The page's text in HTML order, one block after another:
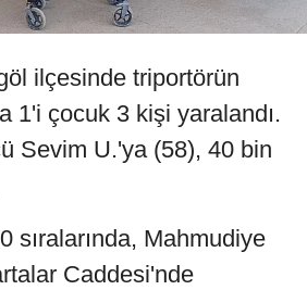
ilçesinde triportörün
1'i çocuk 3 kişi yaralandı.
Sevim U.'ya (58), 40 bin
sıralarında, Mahmudiye
Caddesi'nde